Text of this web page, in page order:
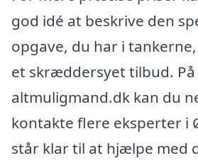
god idé at beskrive den
opgave, du har i
et skræddersyet tilbud. På
altmuligmand.dk kan du
kontakte flere eksperter i
står klar til at hjælpe med